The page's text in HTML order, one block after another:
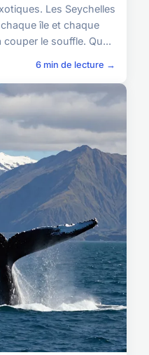
Les Seychelles
île et chaque
le souffle. Qu...
6 min de lecture →